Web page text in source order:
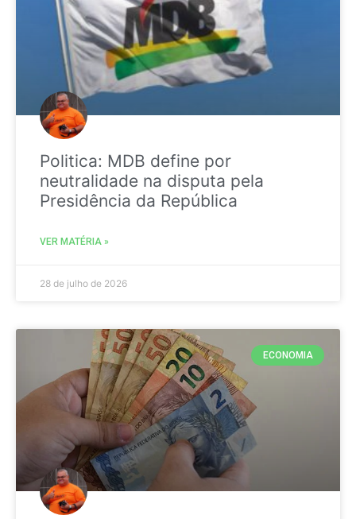
Politica: MDB define por
neutralidade na disputa pela
Presidência da República
VER MATÉRIA »
28 de julho de 2026
ECONOMIA